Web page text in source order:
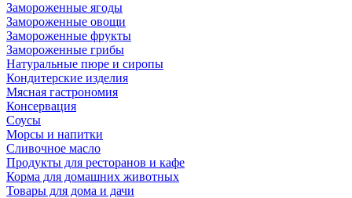
Замороженные ягоды
Замороженные овощи
Замороженные фрукты
Замороженные грибы
Натуральные пюре и сиропы
Кондитерские изделия
Мясная гастрономия
Консервация
Соусы
Морсы и напитки
Сливочное масло
Продукты для ресторанов и кафе
Корма для домашних животных
Товары для дома и дачи